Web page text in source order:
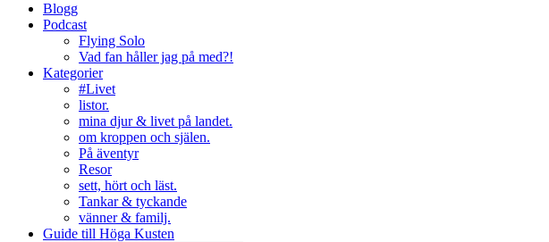
Blogg
Podcast
Flying Solo
Vad fan håller jag på med?!
Kategorier
#Livet
listor.
mina djur & livet på landet.
om kroppen och själen.
På äventyr
Resor
sett, hört och läst.
Tankar & tyckande
vänner & familj.
Guide till Höga Kusten